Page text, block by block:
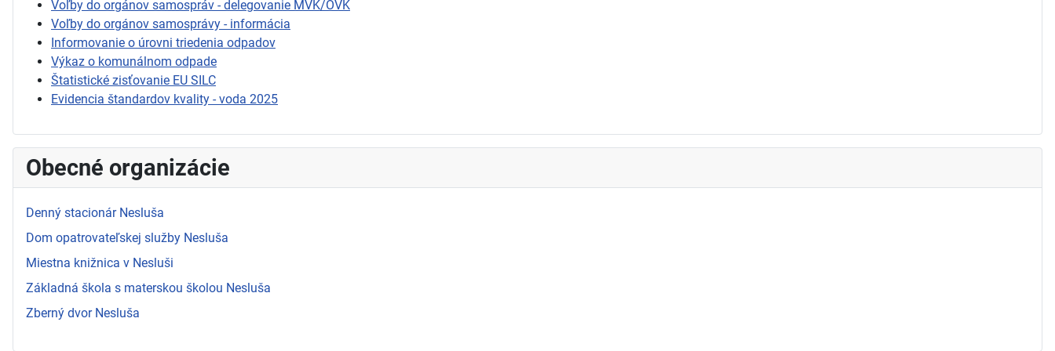
Voľby do orgánov samospráv - delegovanie MVK/OVK
Voľby do orgánov samosprávy - informácia
Informovanie o úrovni triedenia odpadov
Výkaz o komunálnom odpade
Štatistické zisťovanie EU SILC
Evidencia štandardov kvality - voda 2025
Obecné organizácie
Denný stacionár Nesluša
Dom opatrovateľskej služby Nesluša
Miestna knižnica v Nesluši
Základná škola s materskou školou Nesluša
Zberný dvor Nesluša